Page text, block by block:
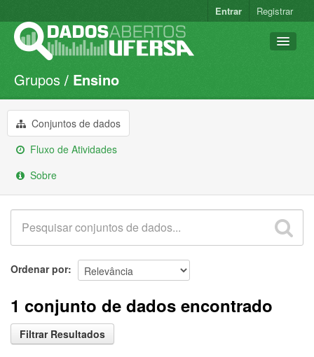
Entrar Registrar
Conjuntos de dados
Organizações
Grupos
Sobre
Grupos Ensino
Conjuntos de dados
Fluxo de Atividades
Sobre
Ordenar por
1 conjunto de dados encontrado
Filtrar Resultados